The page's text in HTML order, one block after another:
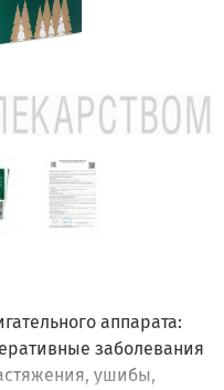
аппарата:
заболевания
ушибы,